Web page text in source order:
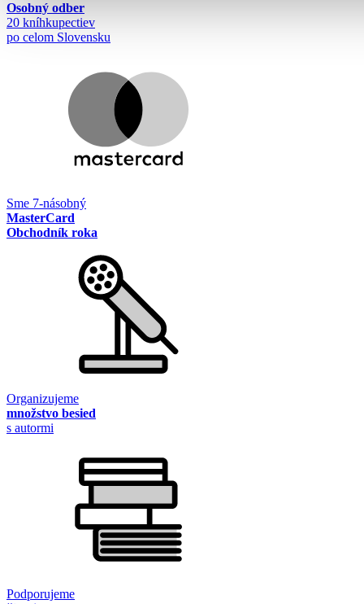
Osobný odber
20 kníhkupectiev
po celom Slovensku
Sme 7-násobný
MasterCard
Obchodník roka
Organizujeme
množstvo besied
s autormi
Podporujeme